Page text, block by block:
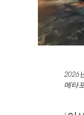
2026
메타